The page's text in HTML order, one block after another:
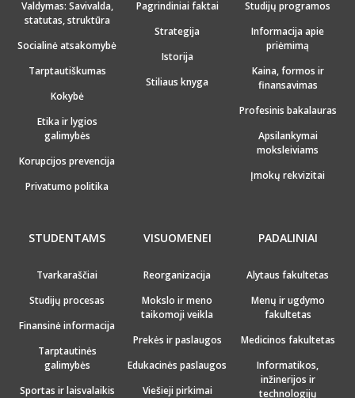
Valdymas: Savivalda,
statutas, struktūra
Socialinė atsakomybė
Tarptautiškumas
Kokybė
Etika ir lygios
galimybės
Korupcijos prevencija
Privatumo politika
Pagrindiniai faktai
Strategija
Istorija
Stiliaus knyga
Studijų programos
Informacija apie
priėmimą
Kaina, formos ir
finansavimas
Profesinis bakalauras
Apsilankymai
moksleiviams
Įmokų rekvizitai
STUDENTAMS
Tvarkaraščiai
Studijų procesas
Finansinė informacija
Tarptautinės
galimybės
Sportas ir laisvalaikis
VISUOMENEI
Reorganizacija
Mokslo ir meno
taikomoji veikla
Prekės ir paslaugos
Edukacinės paslaugos
Viešieji pirkimai
PADALINIAI
Alytaus fakultetas
Menų ir ugdymo
fakultetas
Medicinos fakultetas
Informatikos,
inžinerijos ir
technologijų